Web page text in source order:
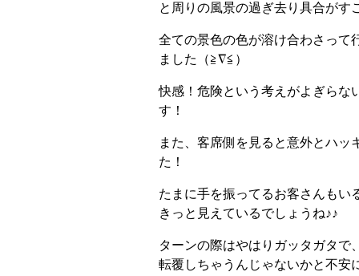
と周りの風景の過ぎ去り具合がす
全ての景色の色が溶け合わさって
ました（≧∇≦）
快感！危険という考えがよぎらな
す！
また、客席側を見ると意外とハッ
た！
たまに手を振ってるお客さんもい
きっと見えているでしょうね♪♪
ターンの際はやはりガッタガタで
転覆しちゃうんじゃないかと不安